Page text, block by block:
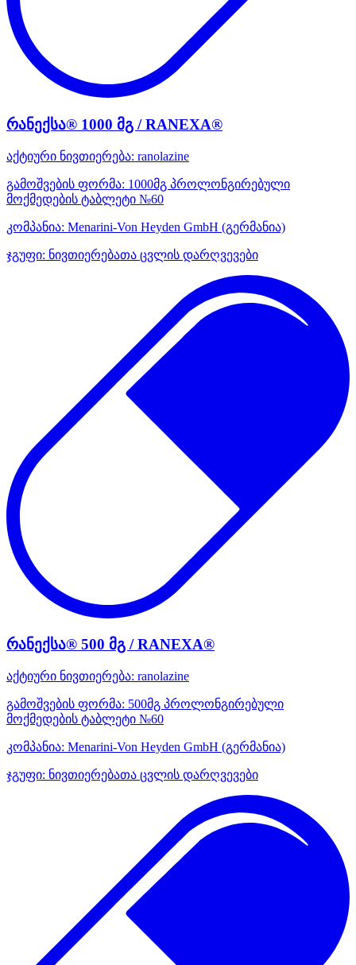
რანექსა® 1000 მგ / RANEXA®
აქტიური ნივთიერება: ranolazine
გამოშვების ფორმა: 1000მგ პროლონგირებული
მოქმედების ტაბლეტი №60
კომპანია: Menarini-Von Heyden GmbH (გერმანია)
ჯგუფი: ნივთიერებათა ცვლის დარღვევები
რანექსა® 500 მგ / RANEXA®
აქტიური ნივთიერება: ranolazine
გამოშვების ფორმა: 500მგ პროლონგირებული
მოქმედების ტაბლეტი №60
კომპანია: Menarini-Von Heyden GmbH (გერმანია)
ჯგუფი: ნივთიერებათა ცვლის დარღვევები